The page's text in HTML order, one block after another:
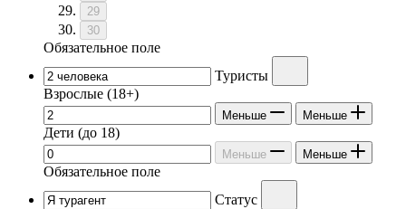
29
30
Обязательное поле
Туристы
Взрослые (18+)
Меньше Меньше
Дети (до 18)
Меньше Меньше
Обязательное поле
Статус